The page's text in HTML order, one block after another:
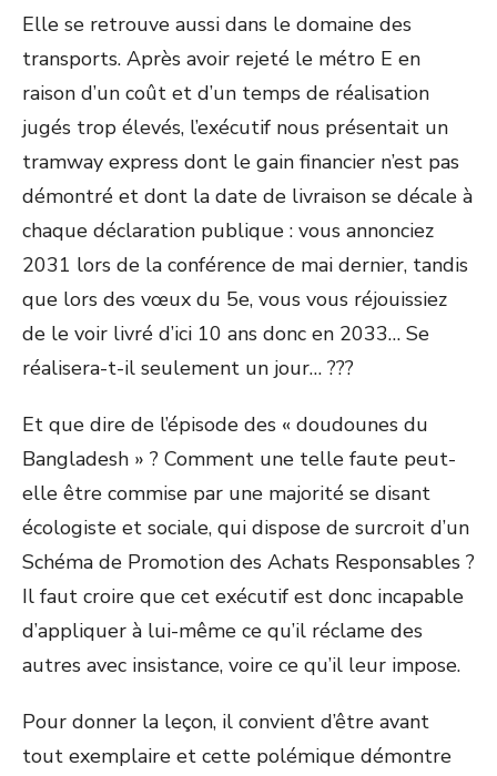
Elle se retrouve aussi dans le domaine des
transports. Après avoir rejeté le métro E en
raison d’un coût et d’un temps de réalisation
jugés trop élevés, l’exécutif nous présentait un
tramway express dont le gain financier n’est pas
démontré et dont la date de livraison se décale à
chaque déclaration publique : vous annonciez
2031 lors de la conférence de mai dernier, tandis
que lors des vœux du 5e, vous vous réjouissiez
de le voir livré d’ici 10 ans donc en 2033… Se
réalisera-t-il seulement un jour… ???
Et que dire de l’épisode des « doudounes du
Bangladesh » ? Comment une telle faute peut-
elle être commise par une majorité se disant
écologiste et sociale, qui dispose de surcroit d’un
Schéma de Promotion des Achats Responsables ?
Il faut croire que cet exécutif est donc incapable
d’appliquer à lui-même ce qu’il réclame des
autres avec insistance, voire ce qu’il leur impose.
Pour donner la leçon, il convient d’être avant
tout exemplaire et cette polémique démontre